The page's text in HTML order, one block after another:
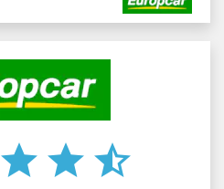
star star star_half